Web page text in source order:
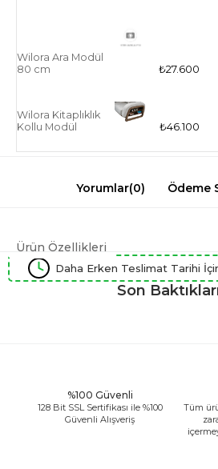
Wilora Ara Modül
80 cm
₺27.600
Wilora Kitaplıklık
Kollu Modül
₺46.100
Yorumlar(0) Ödeme
Ürün Özellikleri
Daha Erken Teslimat Tarihi
Son
%100 Güvenli
128 Bit SSL Sertifikası ile %100
Güvenli Alışveriş
Tüm